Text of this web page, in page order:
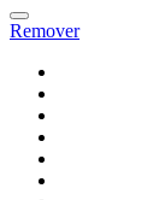
Remover